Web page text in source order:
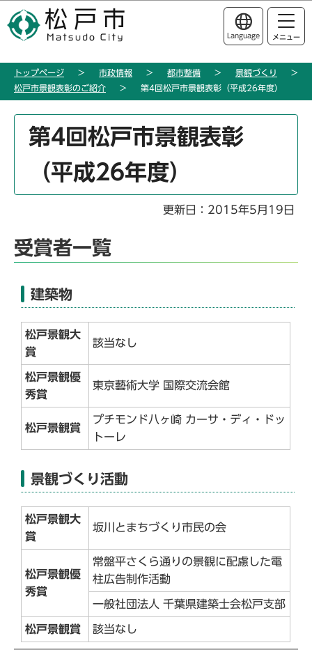
の
ー
このページの本文へ移動
Language メニュー
トップページ 市政情報 都市整備
景観づくり
松戸市景観表彰のご紹介
第4回松戸市景観表彰（平成26年度）
か
第4回松戸市景観表彰
（平成26年度）
更新日：2015年5月19日
受賞者一覧
建築物
松戸景観大
賞
該当なし
松戸景観優
秀賞
東京藝術大学 国際交流会館
松戸景観賞
プチモンド八ヶ崎 カーサ・ディ・ドッ
トーレ
景観づくり活動
松戸景観大
賞
坂川とまちづくり市民の会
松戸景観優
秀賞
常盤平さくら通りの景観に配慮した電
柱広告制作活動
一般社団法人 千葉県建築士会松戸支部
松戸景観賞 該当なし